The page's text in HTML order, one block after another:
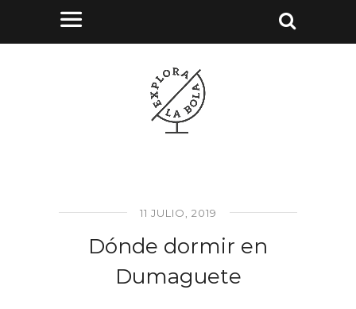
11 JULIO, 2019
Dónde dormir en
Dumaguete